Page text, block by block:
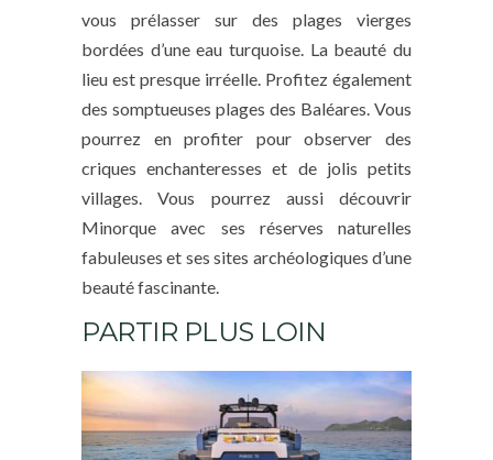
vous prélasser sur des plages vierges
bordées d’une eau turquoise. La beauté du
lieu est presque irréelle. Profitez également
des somptueuses plages des Baléares. Vous
pourrez en profiter pour observer des
criques enchanteresses et de jolis petits
villages. Vous pourrez aussi découvrir
Minorque avec ses réserves naturelles
fabuleuses et ses sites archéologiques d’une
beauté fascinante.
PARTIR PLUS LOIN